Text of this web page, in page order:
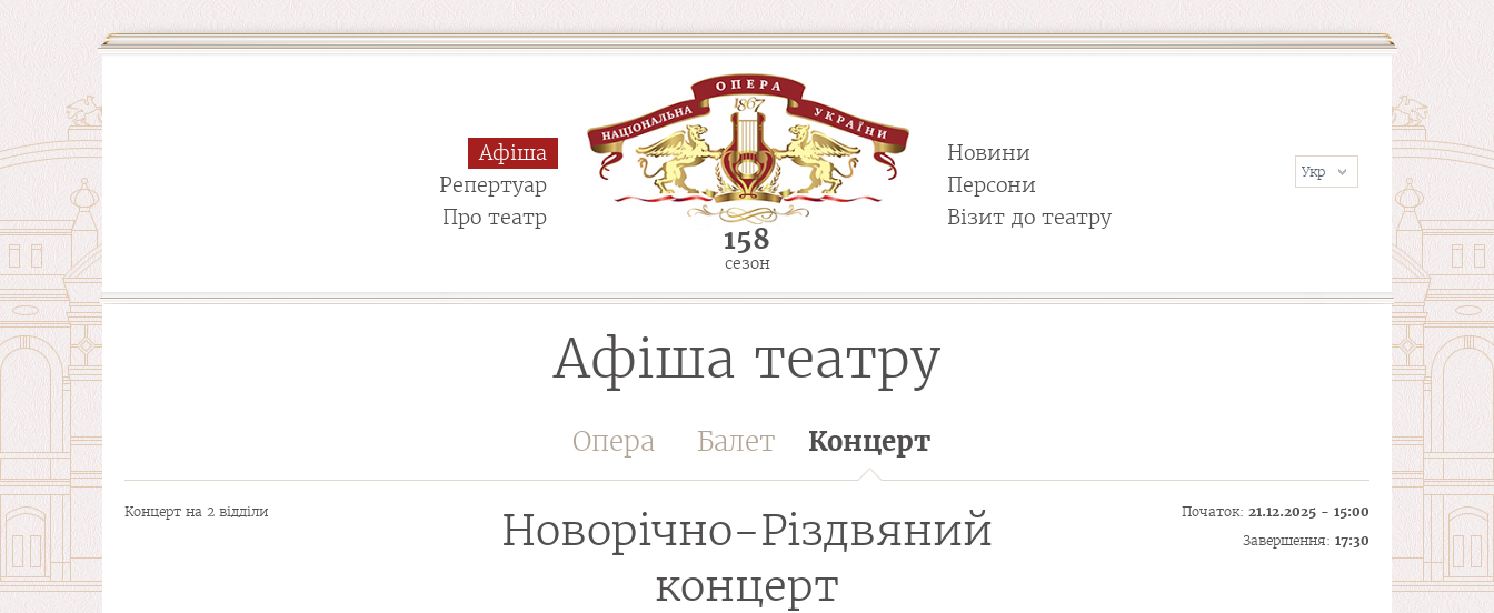
Афіша
Репертуар
Про театр
Новини
Персони
Візит до театру
158
сезон
Афіша театру
Опера Балет Концерт
Концерт на 2 відділи Початок: 21.12.2025 - 15:00
Завершення: 17:30
Новорічно-Різдвяний
концерт